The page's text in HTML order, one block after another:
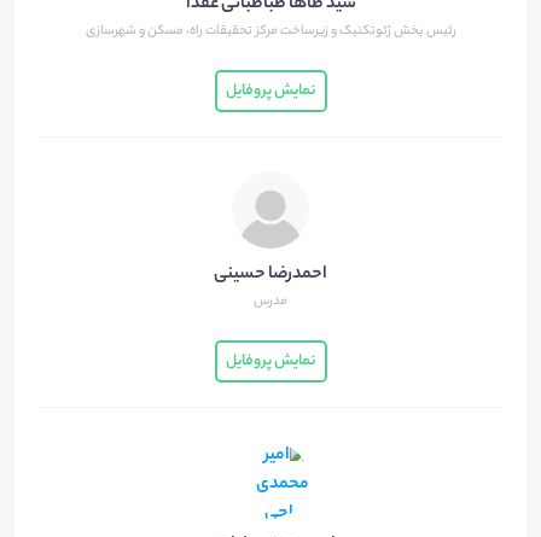
رئیس بخش ژئوتکنیک و زیرساخت مرکز تحقیقات راه، مسکن و شهرسازی
نمایش پروفایل
احمدرضا حسینی
مدرس
نمایش پروفایل